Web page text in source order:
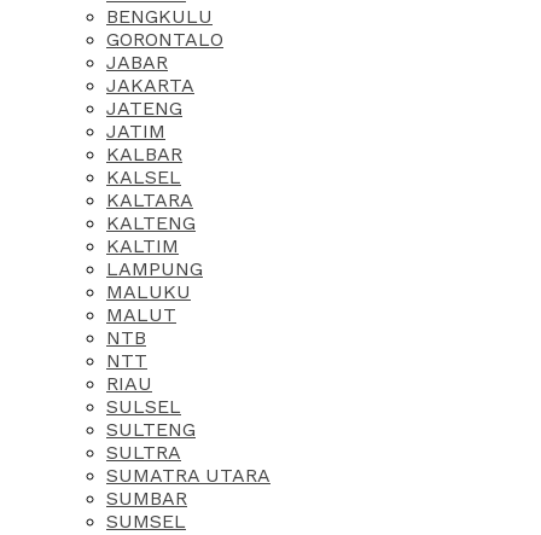
BENGKULU
GORONTALO
JABAR
JAKARTA
JATENG
JATIM
KALBAR
KALSEL
KALTARA
KALTENG
KALTIM
LAMPUNG
MALUKU
MALUT
NTB
NTT
RIAU
SULSEL
SULTENG
SULTRA
SUMATRA UTARA
SUMBAR
SUMSEL